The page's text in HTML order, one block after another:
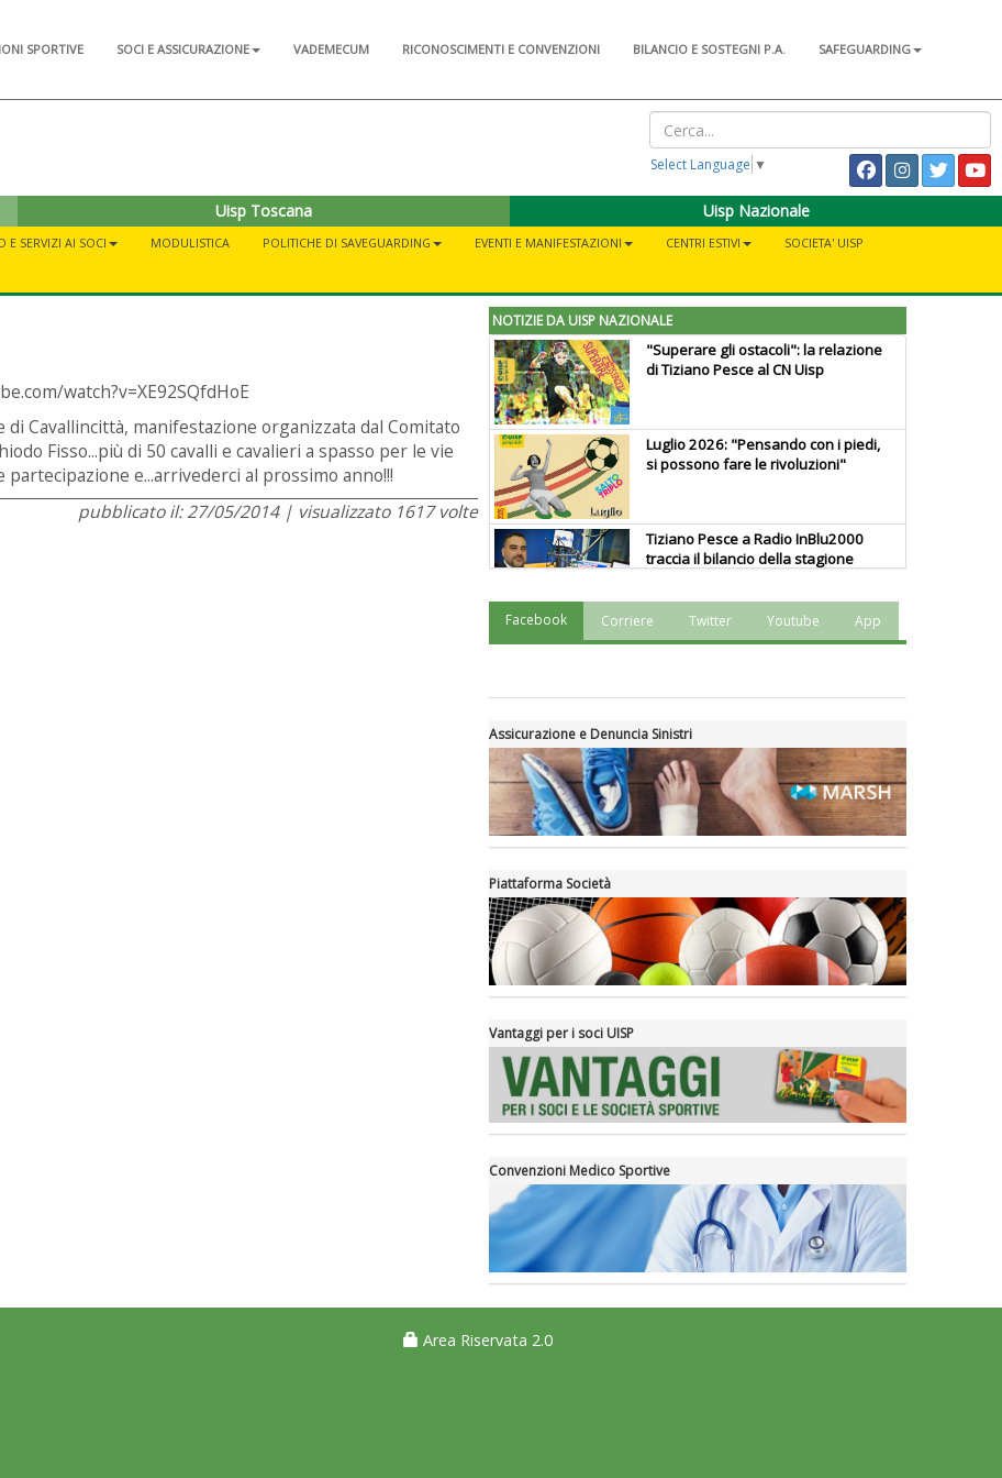
SPORTIVE SOCI E ASSICURAZIONE VADEMECUM RICONOSCIMENTI E CONVENZIONI BILANCIO E SOSTEGNI P.A.
SAFEGUARDING
Select Language ▼
Uisp Toscana Uisp Nazionale
E SERVIZI AI SOCI MODULISTICA POLITICHE DI SAVEGUARDING EVENTI E MANIFESTAZIONI CENTRI ESTIVI
SOCIETA' UISP
watch?v=XE92SQfdHoE
Cavallincittà, manifestazione organizzata dal Comitato
Fisso...più di 50 cavalli e cavalieri a spasso per le vie
e...arrivederci al prossimo anno!!!
pubblicato il: 27/05/2014 | visualizzato 1617 volte
NOTIZIE DA UISP NAZIONALE
"Superare gli ostacoli": la relazione
di Tiziano Pesce al CN Uisp
Luglio 2026: "Pensando con i piedi,
si possono fare le rivoluzioni"
Tiziano Pesce a Radio InBlu2000
traccia il bilancio della stagione
La formazione Uisp rallenta ma
prosegue anche in estate
Tiziano Pesce nel Cda di
Fondazione Terzjus: prima riunione
Facebook Corriere Twitter Youtube App
Assicurazione e Denuncia Sinistri
Piattaforma Società
Vantaggi per i soci UISP
Convenzioni Medico Sportive
Area Riservata 2.0